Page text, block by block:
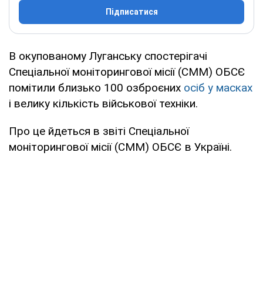
Підписатися
В окупованому Луганську спостерігачі
Спеціальної моніторингової місії (СММ) ОБСЄ
помітили близько 100 озброєних осіб у масках
і велику кількість військової техніки.
Про це йдеться в звіті Спеціальної
моніторингової місії (СММ) ОБСЄ в Україні.